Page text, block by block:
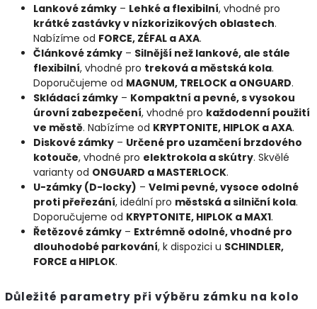
Lankové zámky – Lehké a flexibilní, vhodné pro
krátké zastávky v nízkorizikových oblastech.
Nabízíme od FORCE, ZÉFAL a AXA.
Článkové zámky – Silnější než lankové, ale stále
flexibilní, vhodné pro treková a městská kola.
Doporučujeme od MAGNUM, TRELOCK a ONGUARD.
Skládací zámky – Kompaktní a pevné, s vysokou
úrovní zabezpečení, vhodné pro každodenní použití
ve městě. Nabízíme od KRYPTONITE, HIPLOK a AXA.
Diskové zámky – Určené pro uzamčení brzdového
kotouče, vhodné pro elektrokola a skútry. Skvělé
varianty od ONGUARD a MASTERLOCK.
U-zámky (D-locky) – Velmi pevné, vysoce odolné
proti přeřezání, ideální pro městská a silniční kola.
Doporučujeme od KRYPTONITE, HIPLOK a MAX1.
Řetězové zámky – Extrémně odolné, vhodné pro
dlouhodobé parkování, k dispozici u SCHINDLER,
FORCE a HIPLOK.
Důležité parametry při výběru zámku na kolo